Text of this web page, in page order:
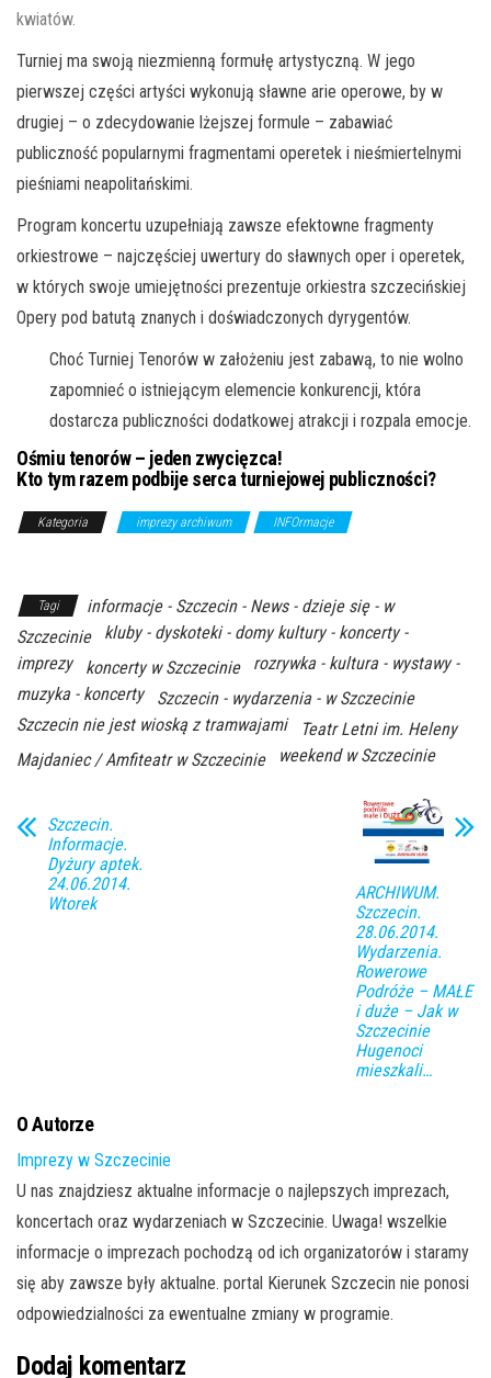
kwiatów.
Turniej ma swoją niezmienną formułę artystyczną. W jego
pierwszej części artyści wykonują sławne arie operowe, by w
drugiej – o zdecydowanie lżejszej formule – zabawiać
publiczność popularnymi fragmentami operetek i nieśmiertelnymi
pieśniami neapolitańskimi.
Program koncertu uzupełniają zawsze efektowne fragmenty
orkiestrowe – najczęściej uwertury do sławnych oper i operetek,
w których swoje umiejętności prezentuje orkiestra szczecińskiej
Opery pod batutą znanych i doświadczonych dyrygentów.
Choć Turniej Tenorów w założeniu jest zabawą, to nie wolno
zapomnieć o istniejącym elemencie konkurencji, która
dostarcza publiczności dodatkowej atrakcji i rozpala emocje.
Ośmiu tenorów – jeden zwycięzca!
Kto tym razem podbije serca turniejowej publiczności?
Kategoria imprezy archiwum INFOrmacje
Tagi
informacje - Szczecin - News - dzieje się - w
Szczecinie
kluby - dyskoteki - domy kultury - koncerty -
imprezy
koncerty w Szczecinie
rozrywka - kultura - wystawy -
muzyka - koncerty
Szczecin - wydarzenia - w Szczecinie
Szczecin nie jest wioską z tramwajami
Teatr Letni im. Heleny
Majdaniec / Amfiteatr w Szczecinie
weekend w Szczecinie
Szczecin.
Informacje.
Dyżury aptek.
24.06.2014.
Wtorek
ARCHIWUM.
Szczecin.
28.06.2014.
Wydarzenia.
Rowerowe
Podróże – MAŁE
i duże – Jak w
Szczecinie
Hugenoci
mieszkali…
O Autorze
Imprezy w Szczecinie
U nas znajdziesz aktualne informacje o najlepszych imprezach,
koncertach oraz wydarzeniach w Szczecinie. Uwaga! wszelkie
informacje o imprezach pochodzą od ich organizatorów i staramy
się aby zawsze były aktualne. portal Kierunek Szczecin nie ponosi
odpowiedzialności za ewentualne zmiany w programie.
Dodaj komentarz